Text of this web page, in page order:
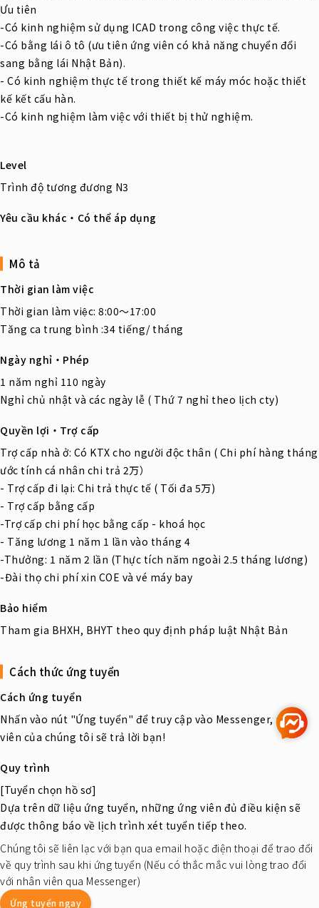
Ưu tiên
-Có kinh nghiệm sử dụng ICAD trong công việc thực tế.
-Có bằng lái ô tô (ưu tiên ứng viên có khả năng chuyển đổi
sang bằng lái Nhật Bản).
- Có kinh nghiệm thực tế trong thiết kế máy móc hoặc thiết
kế kết cấu hàn.
-Có kinh nghiệm làm việc với thiết bị thử nghiệm.
Level
Trình độ tương đương N3
Yêu cầu khác・Có thể áp dụng
Mô tả
Thời gian làm việc
Thời gian làm việc: 8:00～17:00
Tăng ca trung bình :34 tiếng/ tháng
Ngày nghỉ・Phép
1 năm nghỉ 110 ngày
Nghỉ chủ nhật và các ngày lễ ( Thứ 7 nghỉ theo lịch cty)
Quyền lợi・Trợ cấp
Trợ cấp nhà ở: Có KTX cho người độc thân ( Chi phí hàng tháng
ước tính cá nhân chi trả 2万）
- Trợ cấp đi lại: Chi trả thực tế ( Tối đa 5万)
- Trợ cấp bằng cấp
-Trợ cấp chi phí học bằng cấp - khoá học
- Tăng lương 1 năm 1 lần vào tháng 4
-Thưởng: 1 năm 2 lần (Thực tích năm ngoài 2.5 tháng lương)
-Đài thọ chi phí xin COE và vé máy bay
Bảo hiểm
Tham gia BHXH, BHYT theo quy định pháp luật Nhật Bản
Cách thức ứng tuyển
Cách ứng tuyển
Nhấn vào nút "Ứng tuyển" để truy cập vào Messenger, nhân
viên của chúng tôi sẽ trả lời bạn!
Quy trình
[Tuyển chọn hồ sơ]
Dựa trên dữ liệu ứng tuyển, những ứng viên đủ điều kiện sẽ
được thông báo về lịch trình xét tuyển tiếp theo.
Chúng tôi sẽ liên lạc với bạn qua email hoặc điện thoại để trao đổi
về quy trình sau khi ứng tuyển (Nếu có thắc mắc vui lòng trao đổi
với nhân viên qua Messenger)
Ứng tuyển ngay